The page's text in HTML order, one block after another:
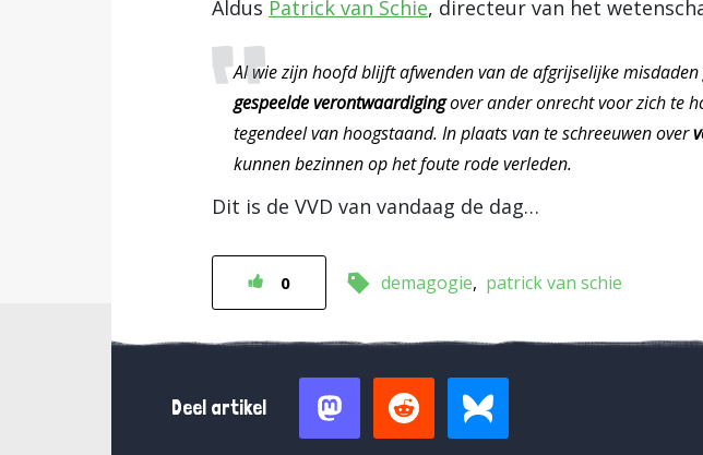
Aldus Patrick van Schie, directeur van het
Al wie zijn hoofd blijft afwenden van de afgrijselijke
gespeelde verontwaardigingover ander onrecht voor zich te
tegendeel van hoogstaand. In plaats van te schreeuwen over
kunnen bezinnen op het foute rode verleden.
Dit is de VVD van vandaag de dag…
0 demagogie patrick van schie
Deel artikel